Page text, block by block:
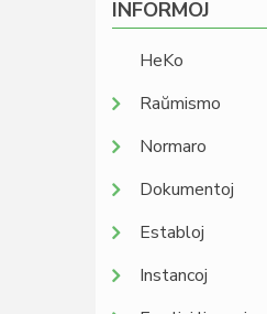
INFORMOJ
HeKo
Raŭmismo
Normaro
Dokumentoj
Establoj
Instancoj